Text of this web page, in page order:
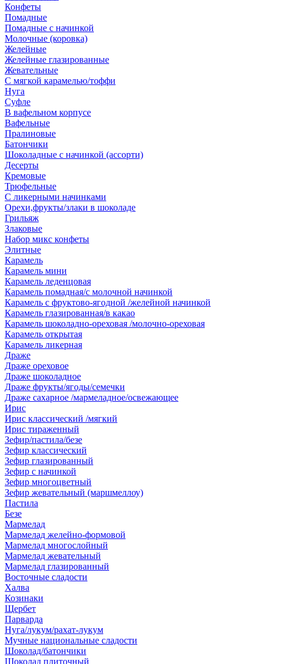
Конфеты
Помадные
Помадные с начинкой
Молочные (коровка)
Желейные
Желейные глазированные
Жевательные
С мягкой карамелью/тоффи
Нуга
Суфле
В вафельном корпусе
Вафельные
Пралиновые
Батончики
Шоколадные с начинкой (ассорти)
Десерты
Кремовые
Трюфельные
С ликерными начинками
Орехи,фрукты/злаки в шоколаде
Грильяж
Злаковые
Набор микс конфеты
Элитные
Карамель
Карамель мини
Карамель леденцовая
Карамель помадная/с молочной начинкой
Карамель с фруктово-ягодной /желейной начинкой
Карамель глазированная/в какао
Карамель шоколадно-ореховая /молочно-ореховая
Карамель открытая
Карамель ликерная
Драже
Драже ореховое
Драже шоколадное
Драже фрукты/ягоды/семечки
Драже сахарное /мармеладное/освежающее
Ирис
Ирис классический /мягкий
Ирис тираженный
Зефир/пастила/безе
Зефир классический
Зефир глазированный
Зефир с начинкой
Зефир многоцветный
Зефир жевательный (маршмеллоу)
Пастила
Безе
Мармелад
Мармелад желейно-формовой
Мармелад многослойный
Мармелад жевательный
Мармелад глазированный
Восточные сладости
Халва
Козинаки
Щербет
Парварда
Нуга/лукум/рахат-лукум
Мучные национальные сладости
Шоколад/батончики
Шоколад плиточный